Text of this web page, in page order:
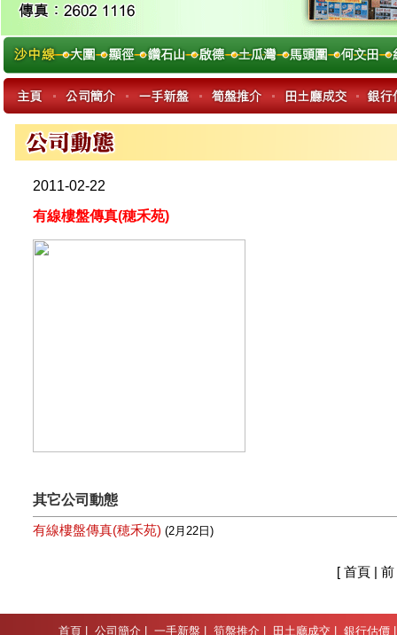
2011-02-22
有線樓盤傳真(穂禾苑)
其它公司動態
有線樓盤傳真(穂禾苑) (2月22日)
[ 首頁 |
首頁| 公司簡介| 一手新盤| 筍盤推介| 田土廳成交 銀行估價